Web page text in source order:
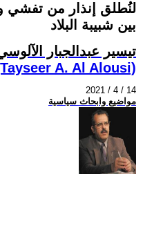
لنُطلق إنذار من تفشي
بين شبيبة البلاد
تيسير عبدالجبار
A. Al Alousi)
2021 / 4 / 14
مواضيع وابحاث سياسية